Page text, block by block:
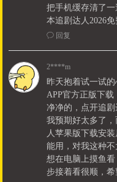
把手机缓存清了
本追剧达人2026免
ꂖ 回复
2****m
昨天抱着试一试
APP官方正版下
净净的，点开追
我预期好太多了
人苹果版下载安
能用，对我这种
想在电脑上摸鱼
步接着看很顺，希